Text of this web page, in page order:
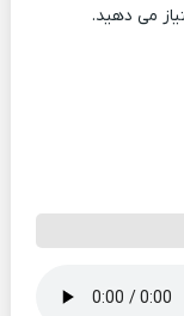
می دهید.